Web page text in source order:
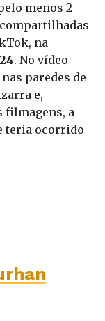
menos 2
na
. No vídeo
paredes de
e,
filmagens, a
teria ocorrido